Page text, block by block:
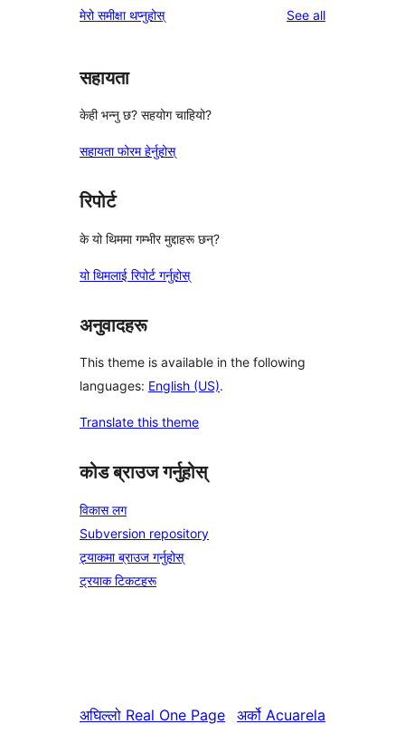
मेरो समीक्षा थप्नुहोस् See allreviews
सहायता
केही भन्नु छ? सहयोग चाहियो?
सहायता फोरम हेर्नुहोस्
रिपोर्ट
के यो थिममा गम्भीर मुद्दाहरू छन्?
यो थिमलाई रिपोर्ट गर्नुहोस्
अनुवादहरू
This theme is available in the following
languages: English (US).
Translate this theme
कोड ब्राउज गर्नुहोस्
विकास लग
Subversion repository
ट्र्याकमा ब्राउज गर्नुहोस्
ट्रयाक टिकटहरू
अघिल्लो Real One Page अर्को Acuarela